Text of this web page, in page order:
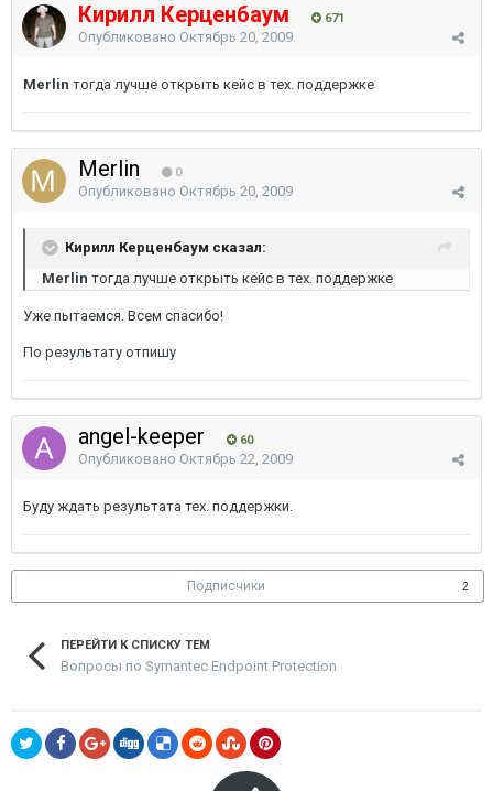
Кирилл Керценбаум 671
Опубликовано Октябрь 20, 2009
Merlin тогда лучше открыть кейс в тех. поддержке
Merlin 0
Опубликовано Октябрь 20, 2009
Кирилл Керценбаум сказал:
Merlin тогда лучше открыть кейс в тех. поддержке
Уже пытаемся. Всем спасибо!
По результату отпишу
angel-keeper 60
Опубликовано Октябрь 22, 2009
Буду ждать результата тех. поддержки.
Подписчики 2
ПЕРЕЙТИ К СПИСКУ ТЕМ
Вопросы по Symantec Endpoint Protection